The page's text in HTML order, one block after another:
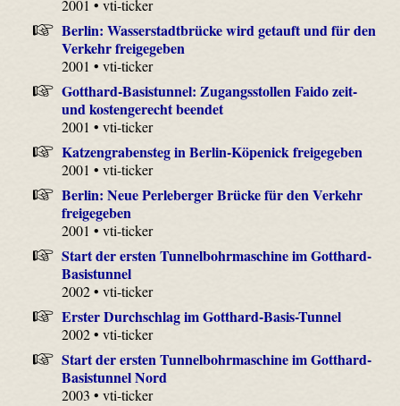
2001 • vti-ticker
Berlin: Wasserstadtbrücke wird getauft und für den
Verkehr freigegeben
2001 • vti-ticker
Gotthard-Basistunnel: Zugangsstollen Faido zeit-
und kostengerecht beendet
2001 • vti-ticker
Katzengrabensteg in Berlin-Köpenick freigegeben
2001 • vti-ticker
Berlin: Neue Perleberger Brücke für den Verkehr
freigegeben
2001 • vti-ticker
Start der ersten Tunnelbohrmaschine im Gotthard-
Basistunnel
2002 • vti-ticker
Erster Durchschlag im Gotthard-Basis-Tunnel
2002 • vti-ticker
Start der ersten Tunnelbohrmaschine im Gotthard-
Basistunnel Nord
2003 • vti-ticker